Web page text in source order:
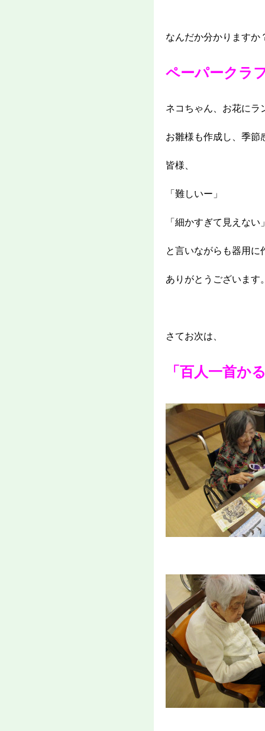
なんだか分かりますか
ペーパークラ
ネコちゃん、お花にラ
お雛様も作成し、季節
皆様、
「難しいー」
「細かすぎて見えない
と言いながらも器用に
ありがとうございます
さてお次は、
「百人一首か